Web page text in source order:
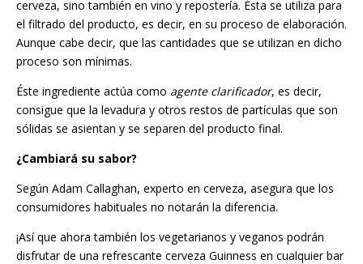
cerveza, sino también en vino y repostería. Ésta se utiliza para
el filtrado del producto, es decir, en su proceso de elaboración.
Aunque cabe decir, que las cantidades que se utilizan en dicho
proceso son mínimas.
Éste ingrediente actúa como agente clarificador, es decir,
consigue que la levadura y otros restos de partículas que son
sólidas se asientan y se separen del producto final.
¿Cambiará su sabor?
Según Adam Callaghan, experto en cerveza, asegura que los
consumidores habituales no notarán la diferencia.
¡Así que ahora también los vegetarianos y veganos podrán
disfrutar de una refrescante cerveza Guinness en cualquier bar